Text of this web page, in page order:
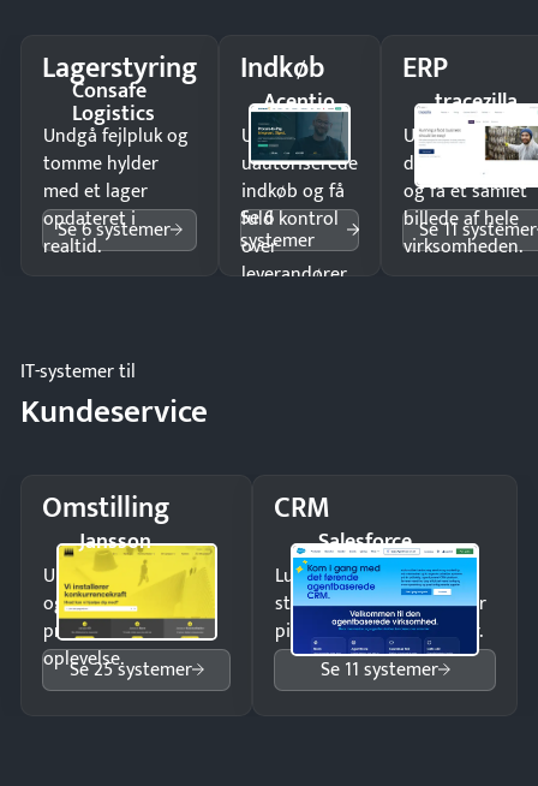
Lagerstyring
Consafe
Logistics
Undgå fejlpluk og
tomme hylder
med et lager
opdateret i
realtid.
Se 6 systemer
Indkøb
Acentio
Undgå
uautoriserede
indkøb og få
fuld kontrol
over
leverandører
Se 6
systemer
ERP
tracezilla
Undgå
og få ét samlet
billede af hele
virksomheden.
Se 11 systemer
IT-systemer til
Kundeservice
Omstilling
Jansson
Undgå tabte opkald
og giv kunderne en
professionel
oplevelse.
Se 25 systemer
CRM
Salesforce
Luk flere salg med et
struktureret overblik over
pipeline og opfølgninger.
Se 11 systemer